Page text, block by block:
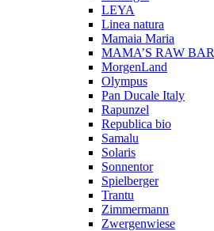
LEYA
Linea natura
Mamaia Maria
MAMA’S RAW BAR
MorgenLand
Olympus
Pan Ducale Italy
Rapunzel
Republica bio
Samalu
Solaris
Sonnentor
Spielberger
Trantu
Zimmermann
Zwergenwiese